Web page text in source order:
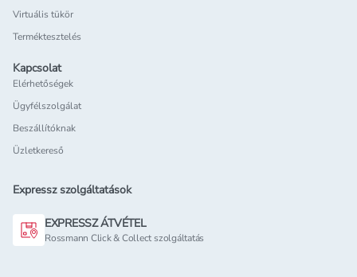
Virtuális tükör
Terméktesztelés
Kapcsolat
Elérhetőségek
Ügyfélszolgálat
Beszállítóknak
Üzletkereső
Expressz szolgáltatások
EXPRESSZ ÁTVÉTEL
Rossmann Click & Collect szolgáltatás